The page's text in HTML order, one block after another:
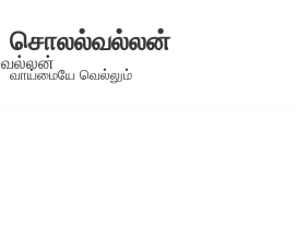
சொலல்வல்லன்
வாய்மையே வெல்லும்